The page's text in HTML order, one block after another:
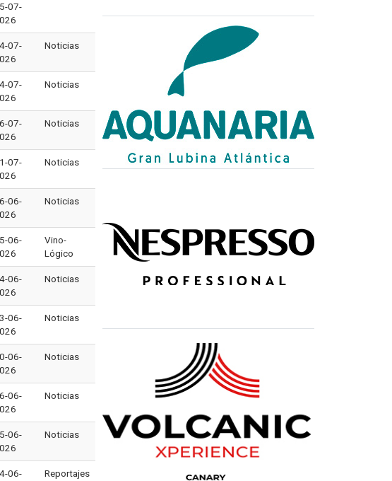
07-
07-
Noticias
07-
Noticias
07-
Noticias
07-
Noticias
06-
Noticias
06-
Vino-
Lógico
06-
Noticias
06-
Noticias
06-
Noticias
06-
Noticias
06-
Noticias
06-
Reportajes